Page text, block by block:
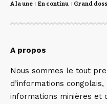
A la une En continu Grand
A propos
Nous sommes le tout
d’informations
informations minières et